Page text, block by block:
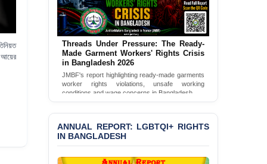
আয়ের
PRESS RELEASE: JMBF
Releases 2024 Annual
Report on the State of
LGBTQI+ Rights in
Bangladesh
BANGLADESH ALERT:
JMBF Deeply Concerned
and Strongly Condemns
the Death of Durjoy
Chowdhury in Police
Custody at Chakaria
Police Station, Cox’s
Bazar
Threads Under Pressure: The Ready-
Made Garment Workers' Rights Crisis
in Bangladesh 2026
JMBF's report highlighting ready-made garments
worker rights violations, unsafe working
conditions and wage concerns in Bangladesh.
ANNUAL REPORT: LGBTQI+ RIGHTS
IN BANGLADESH